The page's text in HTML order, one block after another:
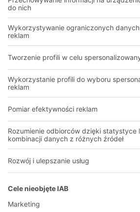
Rozwiązania intralogistyczne
Systemy pojemników
Systemy regałów
Nasze usługi
SYSTEMY
Pliki do
Firma
O firmie
Śledź nas